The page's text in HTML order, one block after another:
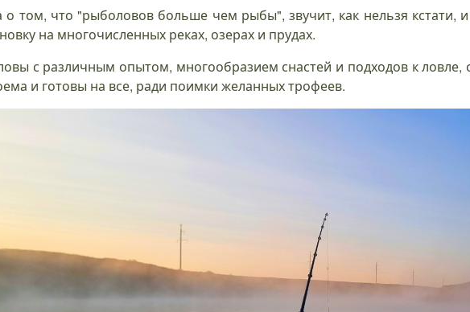
о том, что "рыболовов больше чем рыбы", звучит, как нельзя кстати,
на многочисленных реках, озерах и прудах.
с различным опытом, многообразием снастей и подходов к ловле,
и готовы на все, ради поимки желанных трофеев.